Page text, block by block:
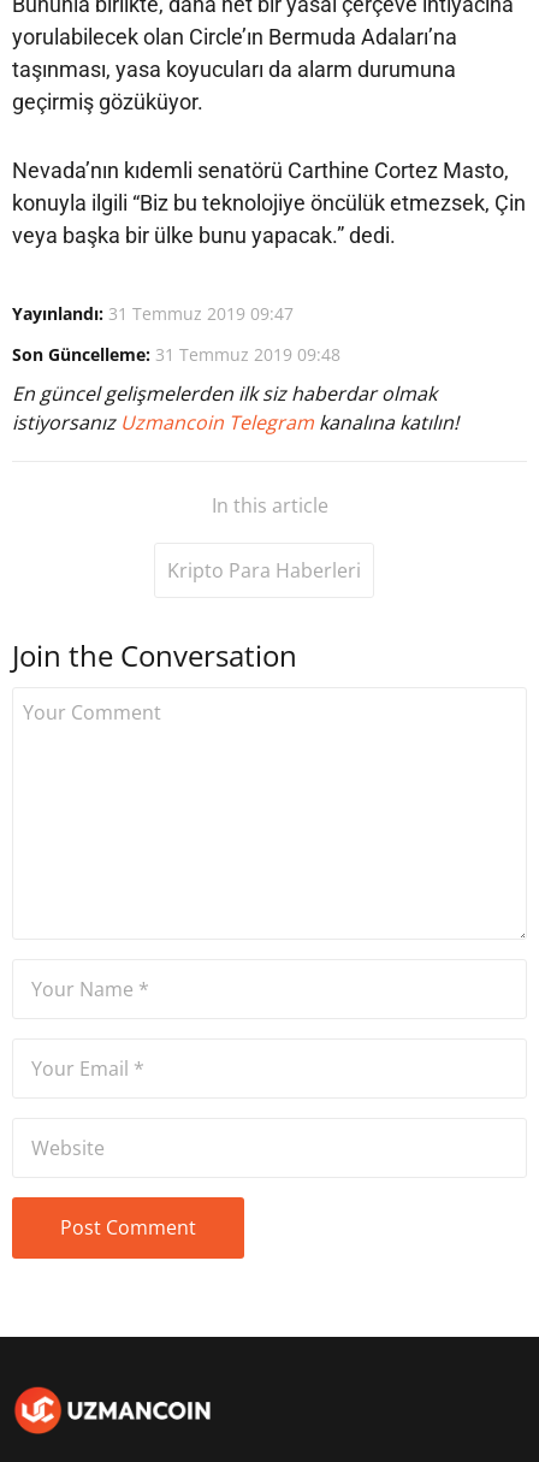
yorulabilecek olan Circle’ın Bermuda Adaları’na
taşınması, yasa koyucuları da alarm durumuna
geçirmiş gözüküyor.
Nevada’nın kıdemli senatörü Carthine Cortez Masto,
konuyla ilgili “Biz bu teknolojiye öncülük etmezsek, Çin
veya başka bir ülke bunu yapacak.” dedi.
Yayınlandı: 31 Temmuz 2019 09:47
Son Güncelleme: 31 Temmuz 2019 09:48
En güncel gelişmelerden ilk siz haberdar olmak
istiyorsanız Uzmancoin Telegram kanalına katılın!
In this article
Kripto Para Haberleri
Join the Conversation